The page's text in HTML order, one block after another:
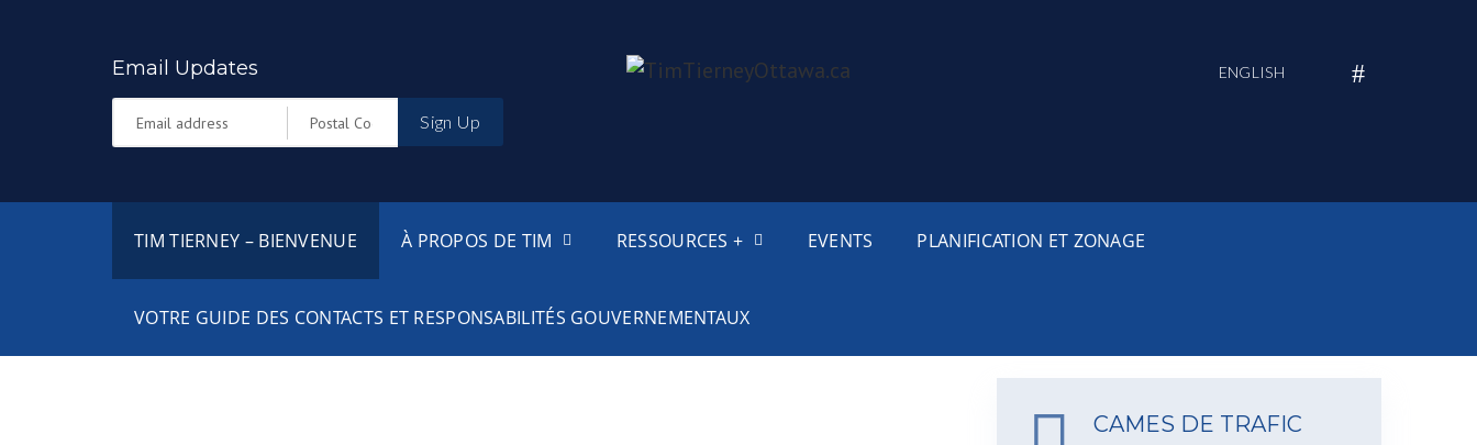
Email Updates
Sign Up
ENGLISH
TIM TIERNEY – BIENVENUE À PROPOS DE TIM RESSOURCES + EVENTS PLANIFICATION ET ZONAGE
VOTRE GUIDE DES CONTACTS ET RESPONSABILITÉS GOUVERNEMENTAUX
CAMES DE TRAFIC